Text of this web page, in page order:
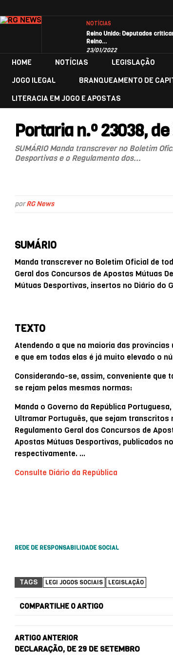
NOTÍCIAS
Reino Unido: Deputados
Reino…
23/01/2022
HOME NOTÍCIAS LEGISLAÇÃO
JOGO ILEGAL
BRANQUEAMENTO DE
LITERACIA EM JOGO E APOSTAS
Portaria n.º 23038,
SUMÁRIO Manda transcrever no Boletim
Desportivas e o Regulamento dos...
porRG News
SUMÁRIO
Manda transcrever no Boletim Oficial de
Geral dos Concursos de Apostas Mútuas
Mútuas Desportivas, insertos no Diário do
TEXTO
Atendendo a que na maioria das
e que em todas elas é já muito elevado o
Considerando-se, assim, conveniente
se rejam pelas mesmas normas:
Manda o Governo da República
Ultramar Português, que sejam
Regulamento Geral dos Concursos de
Apostas Mútuas Desportivas, publicados
respectivamente. …
Consulte Diário da República
REDE DE RESPONSABILIDADE SOCIAL
TAGS LEGI JOGOS SOCIAIS LEGISLAÇÃO
COMPARTILHE O ARTIGO
ARTIGO ANTERIOR
DECLARAÇÃO, DE 29 DE SETEMBRO